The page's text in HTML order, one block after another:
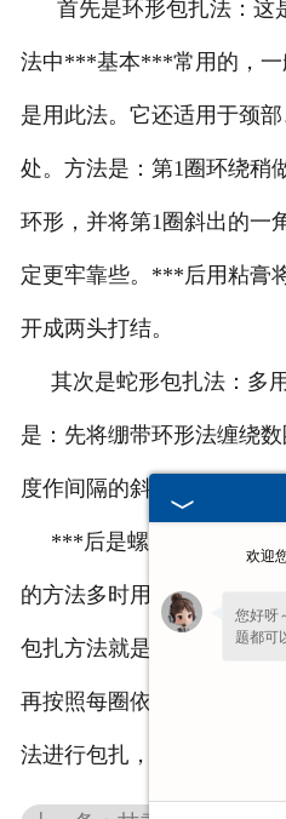
首先是环形包扎法：这
法中***基本***常用的，一
是用此法。它还适用于颈
处。方法是：第1圈环绕稍
环形，并将第1圈斜出的一
定更牢靠些。***后用粘膏
开成两头打结。
其次是蛇形包扎法：多
是：先将绷带环形法缠绕
度作间隔的斜着上缠或下
***后是螺旋包扎法：这
的方法多时用于粗细都差不
包扎方法就是先采用环形的
再按照每圈依次向前移动三
法进行包扎，从而形成螺旋
欢迎
您好呀
题都可